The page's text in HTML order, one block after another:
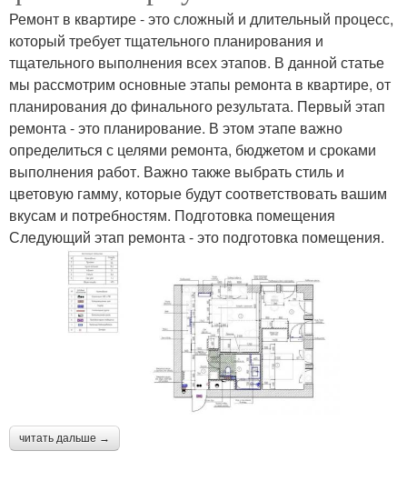
Ремонт в квартире - это сложный и длительный процесс,
который требует тщательного планирования и
тщательного выполнения всех этапов. В данной статье
мы рассмотрим основные этапы ремонта в квартире, от
планирования до финального результата. Первый этап
ремонта - это планирование. В этом этапе важно
определиться с целями ремонта, бюджетом и сроками
выполнения работ. Важно также выбрать стиль и
цветовую гамму, которые будут соответствовать вашим
вкусам и потребностям. Подготовка помещения
Следующий этап ремонта - это подготовка помещения.
читать дальше →